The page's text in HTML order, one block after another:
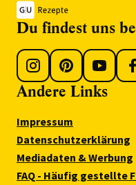
Du findest uns
Andere Links
Impressum
Datenschutzerklärung
Mediadaten & Werbung
FAQ - Häufig gestellte